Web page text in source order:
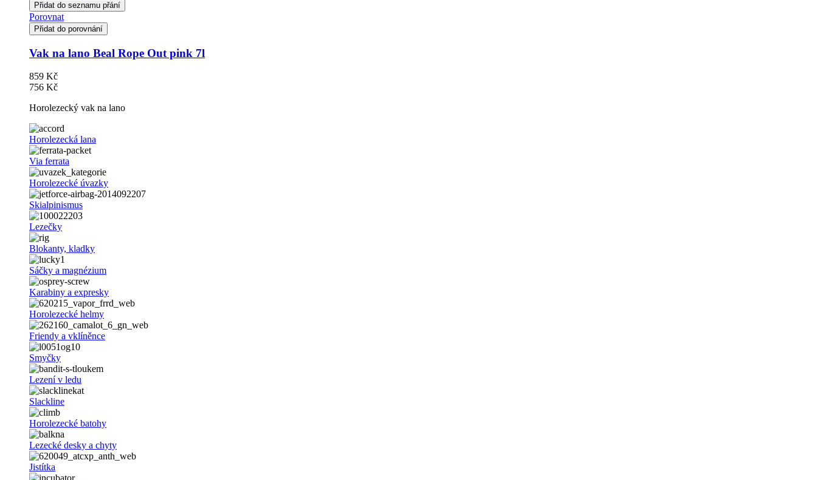
Přidat do seznamu přání
Porovnat
Přidat do porovnání
Vak na lano Beal Rope Out pink 7l
859 Kč
756 Kč
Horolezecký vak na lano
Horolezecká lana
Via ferrata
Horolezecké úvazky
Skialpinismus
Lezečky
Blokanty, kladky
Sáčky a magnézium
Karabiny a expresky
Horolezecké helmy
Friendy a vklíněnce
Smyčky
Lezení v ledu
Slackline
Horolezecké batohy
Lezecké desky a chyty
Jistítka